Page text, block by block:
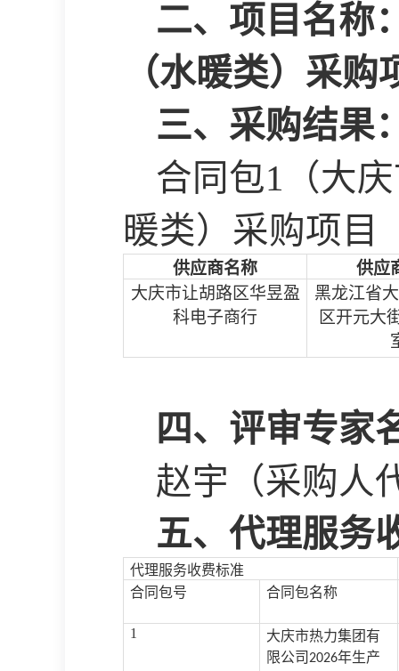
二、项目名称
（水暖类）采
三、采购结果
合同包1（大
暖类）采购项目
供应商名称
供应
大庆市让胡路区华昱盈
科电子商行
黑龙江省
区开元大
四、评审专家
赵宇（采购人
五、代理服务
代理服务收费标准
合同包号
合同包名称
1
大庆市热力集团有
限公司2026年生产